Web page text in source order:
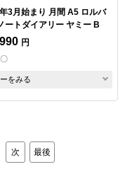
3月始まり 月間 A5 ロルバ
ートダイアリー ヤミー B
990 円
をみる
次 最後